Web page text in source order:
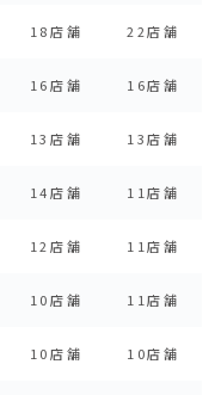
18店舗 22店舗
16店舗 16店舗
13店舗 13店舗
14店舗 11店舗
12店舗 11店舗
10店舗 11店舗
10店舗 10店舗